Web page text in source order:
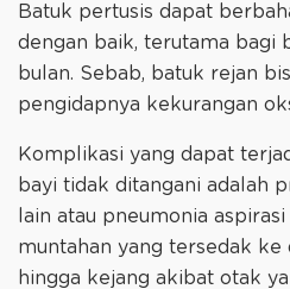
Batuk pertusis dapat
dengan baik, terutama bagi
bulan. Sebab, batuk rejan
pengidapnya kekurangan
Komplikasi yang dapat
bayi tidak ditangani adalah
lain atau pneumonia
muntahan yang tersedak ke
hingga kejang akibat otak